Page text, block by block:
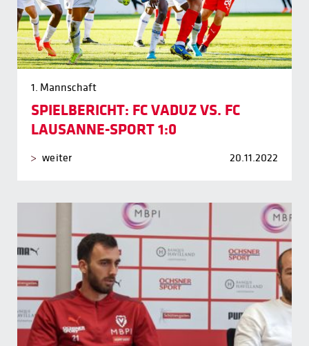
1. Mannschaft
SPIELBERICHT: FC VADUZ VS. FC
LAUSANNE-SPORT 1:0
weiter 20.11.2022